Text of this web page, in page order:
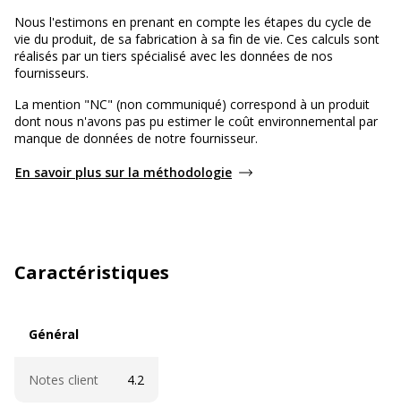
Nous l'estimons en prenant en compte les étapes du cycle de
vie du produit, de sa fabrication à sa fin de vie. Ces calculs sont
réalisés par un tiers spécialisé avec les données de nos
fournisseurs.
La mention "NC" (non communiqué) correspond à un produit
dont nous n'avons pas pu estimer le coût environnemental par
manque de données de notre fournisseur.
En savoir plus sur la méthodologie
Caractéristiques
Général
Notes client 4.2